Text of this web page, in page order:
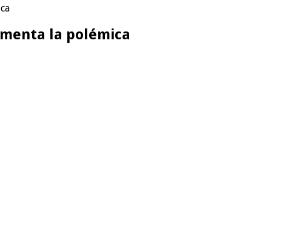
la polémica